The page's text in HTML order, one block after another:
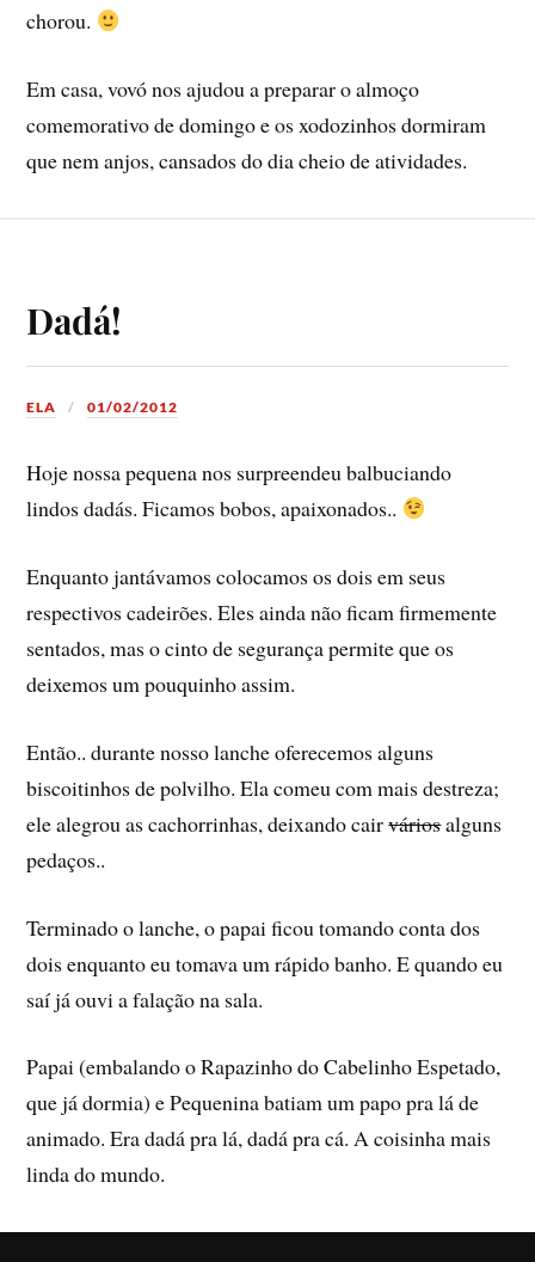
chorou.
Em casa, vovó nos ajudou a preparar o almoço
comemorativo de domingo e os xodozinhos dormiram
que nem anjos, cansados do dia cheio de atividades.
Dadá!
ELA 01/02/2012
Hoje nossa pequena nos surpreendeu balbuciando
lindos dadás. Ficamos bobos, apaixonados..
Enquanto jantávamos colocamos os dois em seus
respectivos cadeirões. Eles ainda não ficam firmemente
sentados, mas o cinto de segurança permite que os
deixemos um pouquinho assim.
Então.. durante nosso lanche oferecemos alguns
biscoitinhos de polvilho. Ela comeu com mais destreza;
ele alegrou as cachorrinhas, deixando cairváriosalguns
pedaços..
Terminado o lanche, o papai ficou tomando conta dos
dois enquanto eu tomava um rápido banho. E quando eu
saí­ já ouvi a falação na sala.
Papai (embalando o Rapazinho do Cabelinho Espetado,
que já dormia) e Pequenina batiam um papo pra lá de
animado. Era dadá pra lá, dadá pra cá. A coisinha mais
linda do mundo.